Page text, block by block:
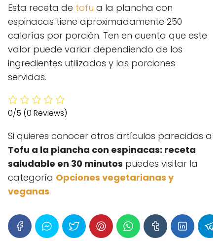
Esta receta de tofu a la plancha con
espinacas tiene aproximadamente 250
calorías por porción. Ten en cuenta que este
valor puede variar dependiendo de los
ingredientes utilizados y las porciones
servidas.
0/5 (0 Reviews)
Si quieres conocer otros artículos parecidos a
Tofu a la plancha con espinacas: receta
saludable en 30 minutos puedes visitar la
categoría Opciones vegetarianas y
veganas.